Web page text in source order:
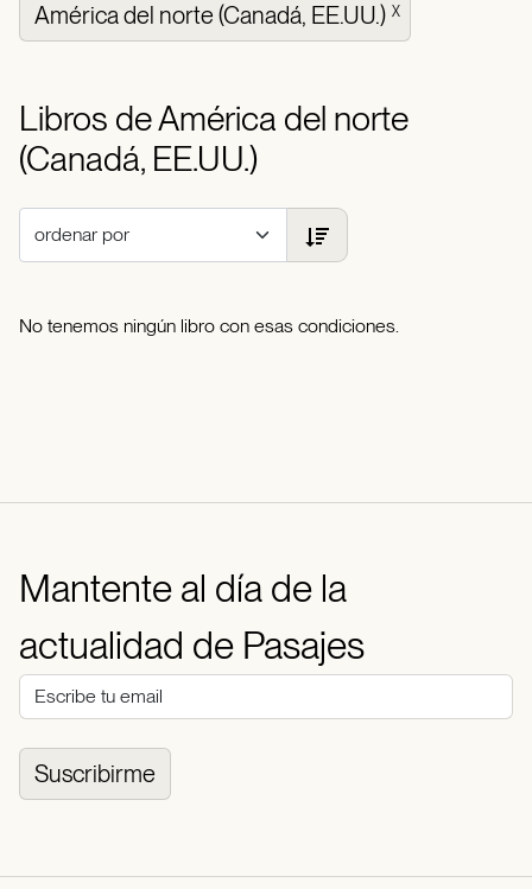
América del norte (Canadá, EE.UU.) X
Libros de América del norte
(Canadá, EE.UU.)
No tenemos ningún libro con esas condiciones.
Mantente al día de la
actualidad de Pasajes
Suscribirme